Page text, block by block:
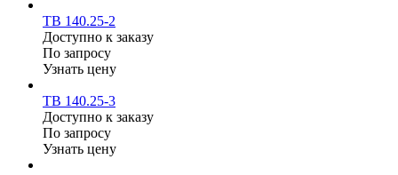
ТВ 140.25-2
Доступно к заказу
По запросу
Узнать цену
ТВ 140.25-3
Доступно к заказу
По запросу
Узнать цену